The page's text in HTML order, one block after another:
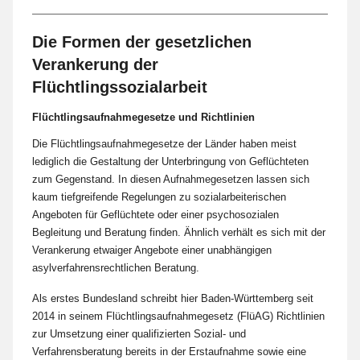
Die Formen der gesetzlichen
Verankerung der
Flüchtlingssozialarbeit
Flüchtlingsaufnahmegesetze und Richtlinien
Die Flüchtlingsaufnahmegesetze der Länder haben meist
lediglich die Gestaltung der Unterbringung von Geflüchteten
zum Gegenstand. In diesen Aufnahmegesetzen lassen sich
kaum tiefgreifende Regelungen zu sozialarbeiterischen
Angeboten für Geflüchtete oder einer psychosozialen
Begleitung und Beratung finden. Ähnlich verhält es sich mit der
Verankerung etwaiger Angebote einer unabhängigen
asylverfahrensrechtlichen Beratung.
Als erstes Bundesland schreibt hier Baden-Württemberg seit
2014 in seinem Flüchtlingsaufnahmegesetz (FlüAG) Richtlinien
zur Umsetzung einer qualifizierten Sozial- und
Verfahrensberatung bereits in der Erstaufnahme sowie eine